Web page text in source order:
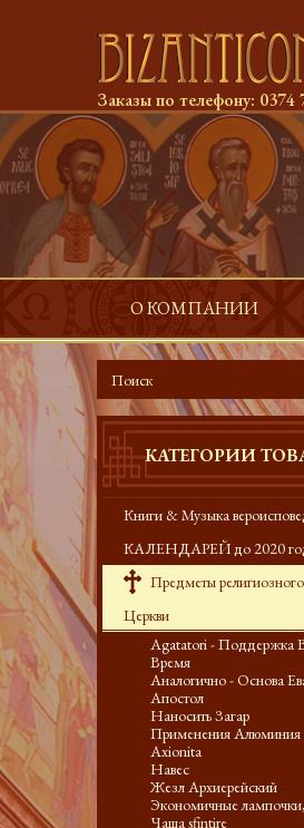
Заказы по телефону: 0374
О КОМПАНИИ
КАТЕГОРИИ
Книги & Музыка
КАЛЕНДАРЕЙ до 2020
Предметы религиозного
Церкви
Agatatori - Поддержка
Время
Аналогично - Основа
Апостол
Наносить Загар
Применения
Axionita
Навес
Жезл Архиерейский
Экономичные
Чаша sfintire